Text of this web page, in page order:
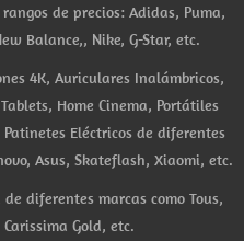
de precios: Adidas, Puma,
Balance,, Nike, G-Star, etc.
4K, Auriculares Inalámbricos,
Home Cinema, Portátiles
Eléctricos de diferentes
Asus, Skateflash, Xiaomi, etc.
diferentes marcas como Tous,
Gold, etc.